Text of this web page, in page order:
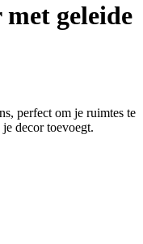
geleide
perfect om je ruimtes te
decor toevoegt.